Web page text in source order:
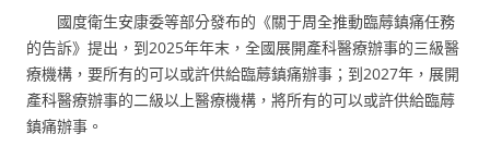
國度衛生安康委等部分發布的《關于周全推動臨蓐鎮痛任務
的告訴》提出，到2025年年末，全國展開產科醫療辦事的三級醫
療機構，要所有的可以或許供給臨蓐鎮痛辦事；到2027年，展開
產科醫療辦事的二級以上醫療機構，將所有的可以或許供給臨蓐
鎮痛辦事。